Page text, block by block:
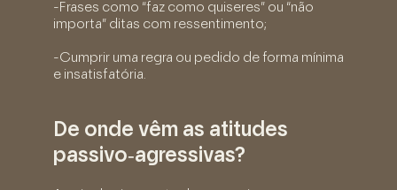
-Frases como “faz como quiseres” ou “não
importa” ditas com ressentimento;
-Cumprir uma regra ou pedido de forma mínima
e insatisfatória.
De onde vêm as atitudes
passivo‑agressivas?